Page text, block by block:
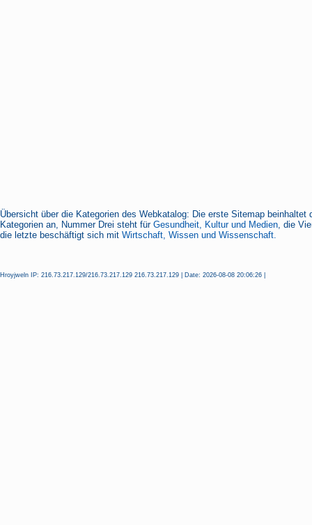
Übersicht über die Kategorien des Webkatalog: Die erste Sitemap beinhaltet
Kategorien an, Nummer Drei steht für Gesundheit, Kultur und Medien, die
die letzte beschäftigt sich mit Wirtschaft, Wissen und Wissenschaft.
Hroyjweln IP: 216.73.217.129/216.73.217.129 216.73.217.129 | Date: 2026-08-08 20:06:26 |